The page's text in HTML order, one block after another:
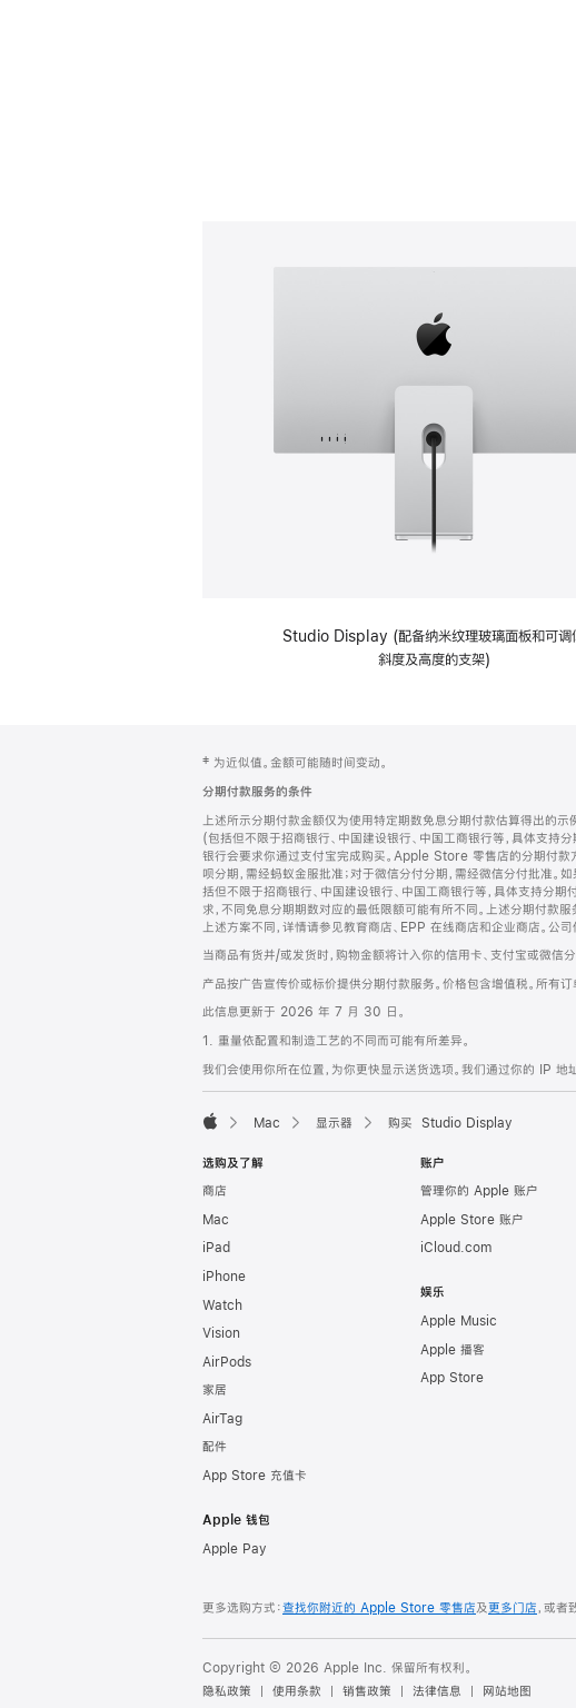
Studio Display (配备纳米纹理玻璃面板和可调
斜度及高度的支架)
页
脚
注
‡ 为近似值。金额可能随时间变动。
分期付款服务的条件
上述所示分期付款金额仅为使用特定期数免息分期付款估算得出的
(包括但不限于招商银行、中国建设银行、中国工商银行等，具体支
银行会要求你通过支付宝完成购买。Apple Store 零售店的分期付
呗分期，需经蚂蚁金服批准；对于微信分付分期，需经微信分付批准
括但不限于招商银行、中国建设银行、中国工商银行等，具体支持分
求，不同免息分期期数对应的最低限额可能有所不同。上述分期付
上述方案不同，详情请参见教育商店、EPP 在线商店和企业商店。
当商品有货并/或发货时，购物金额将计入你的信用卡、支付宝或微信
产品按广告宣传价或标价提供分期付款服务。价格包含增值税。所有订
此信息更新于 2026 年 7 月 30 日。
1. 重量依配置和制造工艺的不同而可能有所差异。
我们会使用你所在位置，为你更快显示送货选项。我们通过你的 IP
Mac 显示器 购买 Studio Display
选购及了解
商店
Mac
iPad
iPhone
Watch
Vision
AirPods
家居
AirTag
配件
App Store 充值卡
Apple 钱包
Apple Pay
账户
管理你的 Apple 账户
Apple Store 账户
iCloud.com
娱乐
Apple Music
Apple 播客
App Store
更多选购方式：查找你附近的 Apple Store 零售店及更多门店，或者
Copyright © 2026 Apple Inc. 保留所有权利。
隐私政策
使用条款 销售政策 法律信息 网站地图